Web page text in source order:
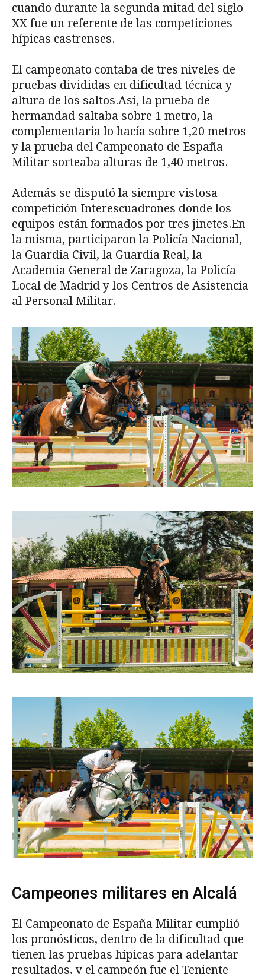
cuando durante la segunda mitad del siglo
XX fue un referente de las competiciones
hípicas castrenses.
El campeonato contaba de tres niveles de
pruebas divididas en dificultad técnica y
altura de los saltos.Así, la prueba de
hermandad saltaba sobre 1 metro, la
complementaria lo hacía sobre 1,20 metros
y la prueba del Campeonato de España
Militar sorteaba alturas de 1,40 metros.
Además se disputó la siempre vistosa
competición Interescuadrones donde los
equipos están formados por tres jinetes.En
la misma, participaron la Policía Nacional,
la Guardia Civil, la Guardia Real, la
Academia General de Zaragoza, la Policía
Local de Madrid y los Centros de Asistencia
al Personal Militar.
Campeones militares en Alcalá
El Campeonato de España Militar cumplió
los pronósticos, dentro de la dificultad que
tienen las pruebas hípicas para adelantar
resultados, y el campeón fue el Teniente